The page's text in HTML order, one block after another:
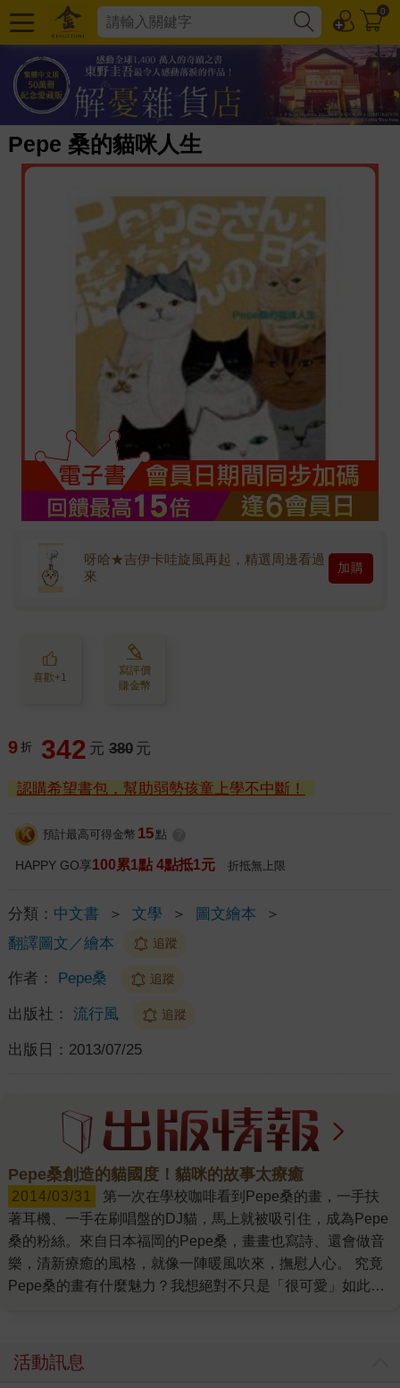
0
Pepe 桑的貓咪人生
呀哈★吉伊卡哇旋風再起，精選周邊看過
來
加購
喜歡+1
寫評價
賺金幣
9 折 342 元 380 元
認購希望書包，幫助弱勢孩童上學不中斷！
預計最高可得金幣 15 點
HAPPY GO享100累1點 4點抵1元 折抵無上限
分類： 中文書 ＞ 文學 ＞ 圖文繪本
＞
翻譯圖文／繪本
追蹤
作者： Pepe桑 追蹤
出版社： 流行風 追蹤
出版日： 2013/07/25
Pepe桑創造的貓國度！貓咪的故事太療癒
2014/03/31
著耳機、一手在刷唱盤的DJ貓，馬上就被吸引住，成為Pepe
桑的粉絲。來自日本福岡的Pepe桑，畫畫也寫詩、還會做音
樂，清新療癒的風格，就像一陣暖風吹來，撫慰人心。 究竟
Pepe桑的畫有什麼魅力？我想絕對不只是「很可愛」如此單
機車奔馳、眼睛因為夢想而閃閃發光……也許就因為完全跳
脫現實，所以才更令人深深相信，真的有這麼一個屬於貓咪
活動訊息